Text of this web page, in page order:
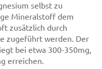
selbst zu
Mineralstoff dem
zusätzlich durch
zugeführt werden. Der
bei etwa 300-350mg,
erreichen.